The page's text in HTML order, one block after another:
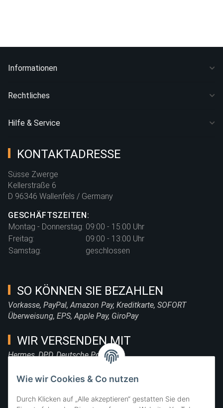
Wie wir Cookies & Co nutzen
Durch Klicken auf „Alle akzeptieren“ gestatten Sie den
Informationen
Rechtliches
Hilfe & Service
KONTAKTADRESSE
Süsse Zwerge
Kellerstraße 6
D 96346 Wallenfels / Germany
GESCHÄFTSZEITEN:
Montag - Donnerstag: 09:00 - 15:00 Uhr
Freitag:
09:00 - 13:00 Uhr
Samstag:
geschlossen
SO KÖNNEN SIE BEZAHLEN
Vorkasse, PayPal, Amazon Pay, Kreditkarte, SOFORT
Überweisung, EPS, Apple Pay, GiroPay
WIR VERSENDEN MIT
Hermes, DPD, Deutsche Post, DHL
FOLGE UNS